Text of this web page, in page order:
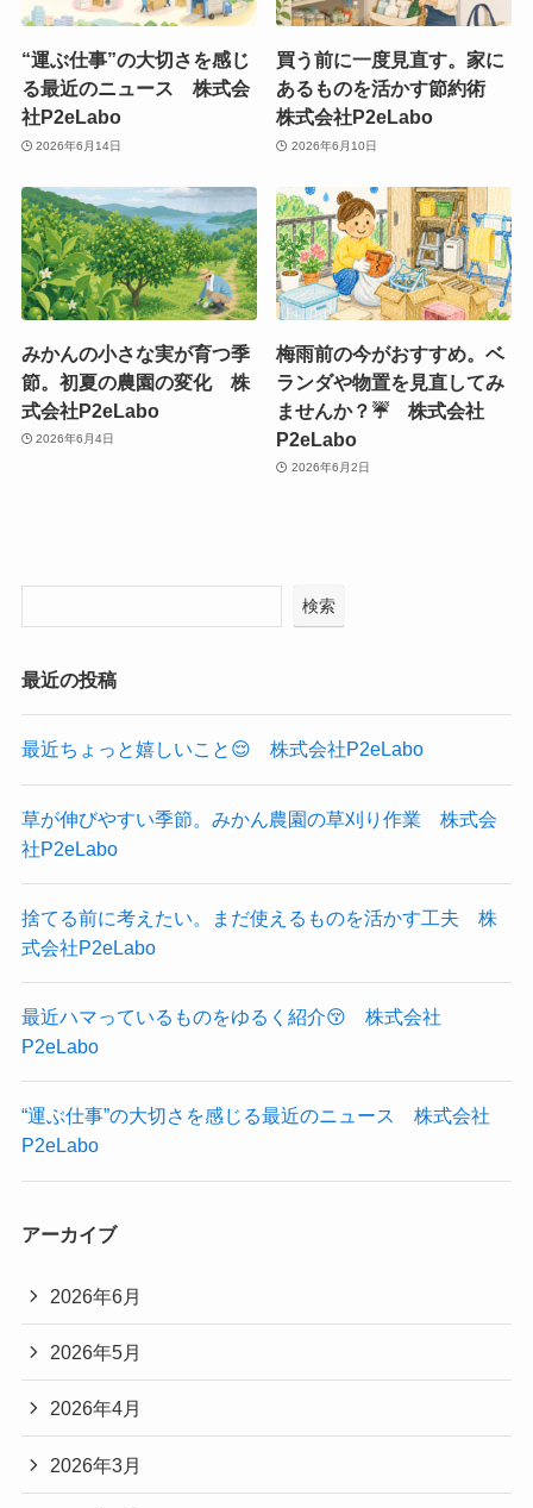
“運ぶ仕事”の大切さを感じ
る最近のニュース 株式会
社P2eLabo
2026年6月14日
買う前に一度見直す。家に
あるものを活かす節約術
株式会社P2eLabo
2026年6月10日
みかんの小さな実が育つ季
節。初夏の農園の変化 株
式会社P2eLabo
2026年6月4日
梅雨前の今がおすすめ。ベ
ランダや物置を見直してみ
ませんか？☔ 株式会社
P2eLabo
2026年6月2日
検索
最近の投稿
最近ちょっと嬉しいこと😌 株式会社P2eLabo
草が伸びやすい季節。みかん農園の草刈り作業 株式会
社P2eLabo
捨てる前に考えたい。まだ使えるものを活かす工夫 株
式会社P2eLabo
最近ハマっているものをゆるく紹介😚 株式会社
P2eLabo
“運ぶ仕事”の大切さを感じる最近のニュース 株式会社
P2eLabo
アーカイブ
2026年6月
2026年5月
2026年4月
2026年3月